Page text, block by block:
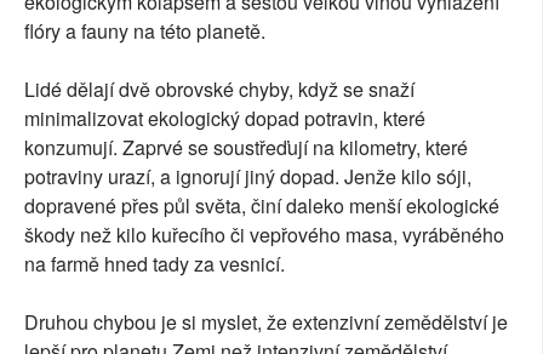
flóry a fauny na této planetě.
Lidé dělají dvě obrovské chyby, když se snaží
minimalizovat ekologický dopad potravin, které
konzumují. Zaprvé se soustřeďují na kilometry, které
potraviny urazí, a ignorují jiný dopad. Jenže kilo sóji,
dopravené přes půl světa, činí daleko menší ekologické
škody než kilo kuřecího či vepřového masa, vyráběného
na farmě hned tady za vesnicí.
Druhou chybou je si myslet, že extenzivní zemědělství je